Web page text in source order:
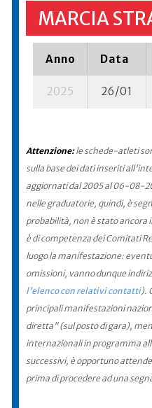
MARCIA
Anno Data
2025 26/01
Attenzione:le schede-atleti
sulla base dei dati inseriti
aggiornati dal 2005 al 06-08-
nelle graduatorie, quindi, è
probabilità, non è stato ancora
è di competenza dei Comitati
luogo la manifestazione:
omissioni, vanno dunque
l'elenco con relativi contatti).
principali manifestazioni
diretta" (sul posto di gara),
internazionali in programma
successivi, è opportuno
prima di procedere ad una